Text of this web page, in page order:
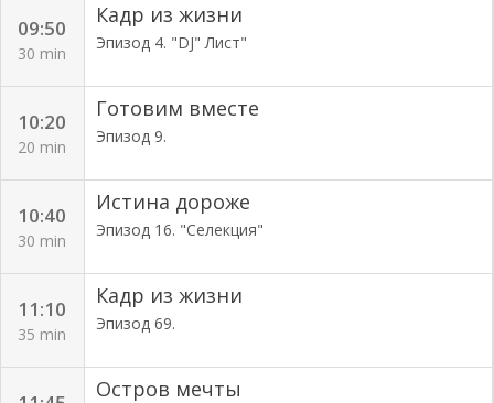
09:50
30 min
Кадр из жизни
Эпизод 4. "DJ" Лист"
10:20
20 min
Готовим вместе
Эпизод 9.
10:40
30 min
Истина дороже
Эпизод 16. "Селекция"
11:10
35 min
Кадр из жизни
Эпизод 69.
Остров мечты